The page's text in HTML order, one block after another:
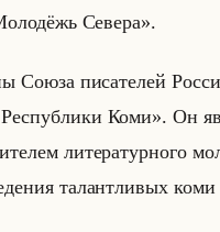
Севера».
Союза пи­са­те­лей
Коми». Он
ли­те­ра­тур­но­го
та­лант­ли­вых коми